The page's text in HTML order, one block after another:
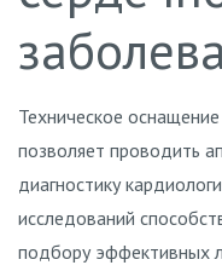
Техническое
позволяет проводить
диагностику
исследований
подбору эффективных